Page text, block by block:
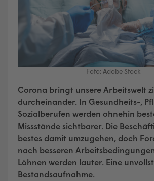
Foto: Adobe Stock
Corona bringt unsere Arbeitswelt
durcheinander. In Gesundheits-,
Sozialberufen werden ohnehin
Missstände sichtbarer. Die
bestes damit umzugehen, doch
nach besseren
Löhnen werden lauter. Eine
Bestandsaufnahme.